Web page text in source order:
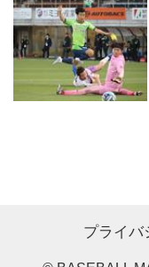
プライバ